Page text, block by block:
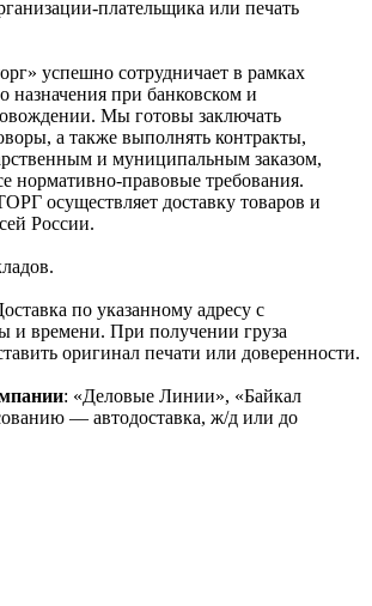
плательщика или печать
успешно сотрудничает в рамках
назначения при банковском и
Мы готовы заключать
а также выполнять контракты,
и муниципальным заказом,
нормативно-правовые требования.
осуществляет доставку товаров и
России.
по указанному адресу с
и времени. При получении груза
оригинал печати или доверенности.
: «Деловые Линии», «Байкал
— автодоставка, ж/д или до